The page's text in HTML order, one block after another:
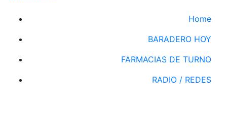
Home
BARADERO HOY
FARMACIAS DE TURNO
RADIO / REDES